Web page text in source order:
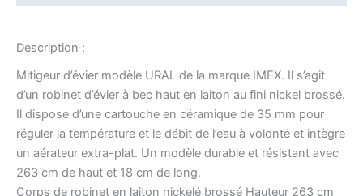
Description :
Mitigeur d’évier modèle URAL de la marque IMEX. Il s’agit
d’un robinet d’évier à bec haut en laiton au fini nickel brossé.
Il dispose d’une cartouche en céramique de 35 mm pour
réguler la température et le débit de l’eau à volonté et intègre
un aérateur extra-plat. Un modèle durable et résistant avec
263 cm de haut et 18 cm de long.
Corps de robinet en laiton nickelé brossé Hauteur 263 cm